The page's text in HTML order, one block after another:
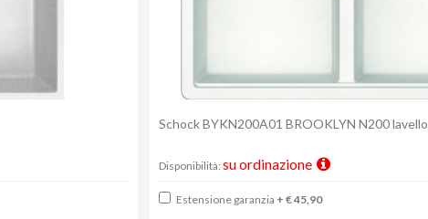
Schock BYKN200A01 BROOKLYN N200 lavello
Disponibilità: su ordinazione
Estensione garanzia + € 45,90